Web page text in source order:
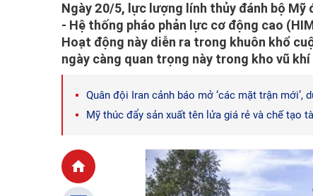
Ngày 20/5, lực lượng lính thủy đánh bộ
- Hệ thống pháo phản lực cơ động cao
Hoạt động này diễn ra trong khuôn khổ
ngày càng quan trọng này trong kho vũ khí
Quân đội Iran cảnh báo mở ‘các mặt trận
Mỹ thúc đẩy sản xuất tên lửa giá rẻ và chế tạo